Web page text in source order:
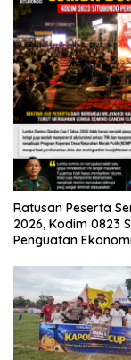
Ratusan Peserta
2026, Kodim 0823
Penguatan